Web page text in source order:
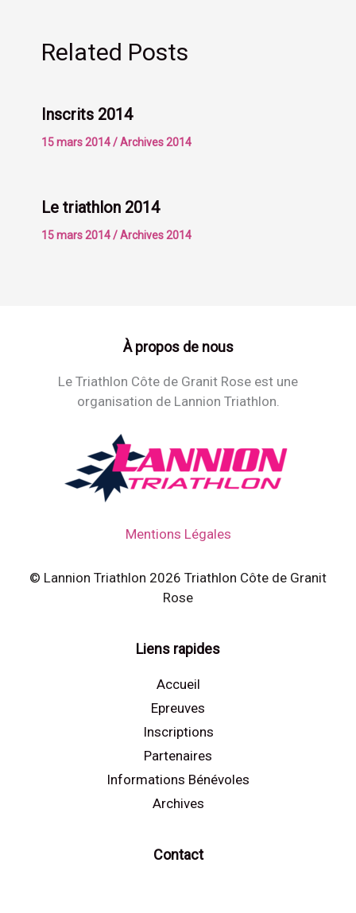
Related Posts
Inscrits 2014
15 mars 2014/Archives 2014
Le triathlon 2014
15 mars 2014/Archives 2014
À propos de nous
Le Triathlon Côte de Granit Rose est une
organisation de Lannion Triathlon.
Mentions Légales
© Lannion Triathlon 2026 Triathlon Côte de Granit
Rose
Liens rapides
Accueil
Epreuves
Inscriptions
Partenaires
Informations Bénévoles
Archives
Contact